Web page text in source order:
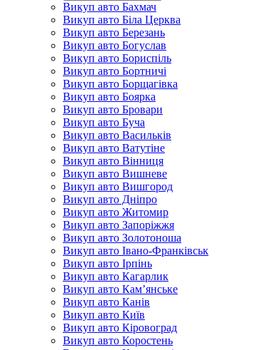
Викуп авто Бахмач
Викуп авто Біла Церква
Викуп авто Березань
Викуп авто Богуслав
Викуп авто Бориспіль
Викуп авто Бортничі
Викуп авто Борщагівка
Викуп авто Боярка
Викуп авто Бровари
Викуп авто Буча
Викуп авто Васильків
Викуп авто Ватутіне
Викуп авто Вінниця
Викуп авто Вишневе
Викуп авто Вишгород
Викуп авто Дніпро
Викуп авто Житомир
Викуп авто Запоріжжя
Викуп авто Золотоноша
Викуп авто Івано-Франківськ
Викуп авто Ірпінь
Викуп авто Кагарлик
Викуп авто Кам’янське
Викуп авто Канів
Викуп авто Київ
Викуп авто Кіровоград
Викуп авто Коростень